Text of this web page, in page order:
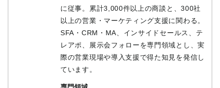
に従事。累計3,000件以上の商談と、300社
以上の営業・マーケティング支援に関わる。
SFA・CRM・MA、インサイドセールス、テ
レアポ、展示会フォローを専門領域とし、実
際の営業現場や導入支援で得た知見を発信し
ています。